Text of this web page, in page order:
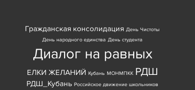
Гражданская консолидация День Чистоты
День народного единства День студента
Диалог на равных
ЕЛКИ ЖЕЛАНИЙ Кубань МОНМПКК РДШ
РДШ_Кубань Российское движение школьников